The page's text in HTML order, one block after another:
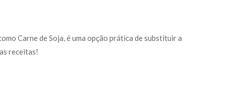
Carne de Soja, é uma opção prática de substituir a
receitas!